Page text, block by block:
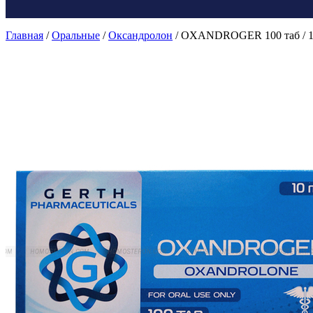
Главная /Оральные /Оксандролон / OXANDROGER 100 таб /